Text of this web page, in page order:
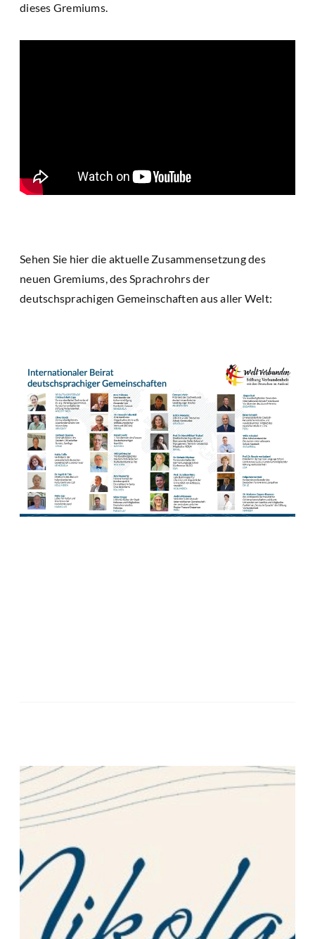
dieses Gremiums.
Sehen Sie hier die aktuelle Zusammensetzung des
neuen Gremiums, des Sprachrohrs der
deutschsprachigen Gemeinschaften aus aller Welt: